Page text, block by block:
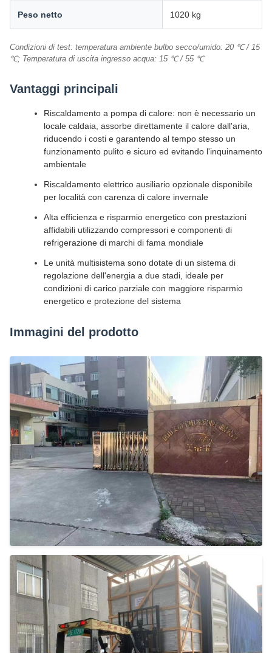
Peso netto 1020 kg
Condizioni di test: temperatura ambiente bulbo secco/umido: 20 ℃ / 15
℃; Temperatura di uscita ingresso acqua: 15 ℃ / 55 ℃
Vantaggi principali
Riscaldamento a pompa di calore: non è necessario un
locale caldaia, assorbe direttamente il calore dall'aria,
riducendo i costi e garantendo al tempo stesso un
funzionamento pulito e sicuro ed evitando l'inquinamento
ambientale
Riscaldamento elettrico ausiliario opzionale disponibile
per località con carenza di calore invernale
Alta efficienza e risparmio energetico con prestazioni
affidabili utilizzando compressori e componenti di
refrigerazione di marchi di fama mondiale
Le unità multisistema sono dotate di un sistema di
regolazione dell'energia a due stadi, ideale per
condizioni di carico parziale con maggiore risparmio
energetico e protezione del sistema
Immagini del prodotto